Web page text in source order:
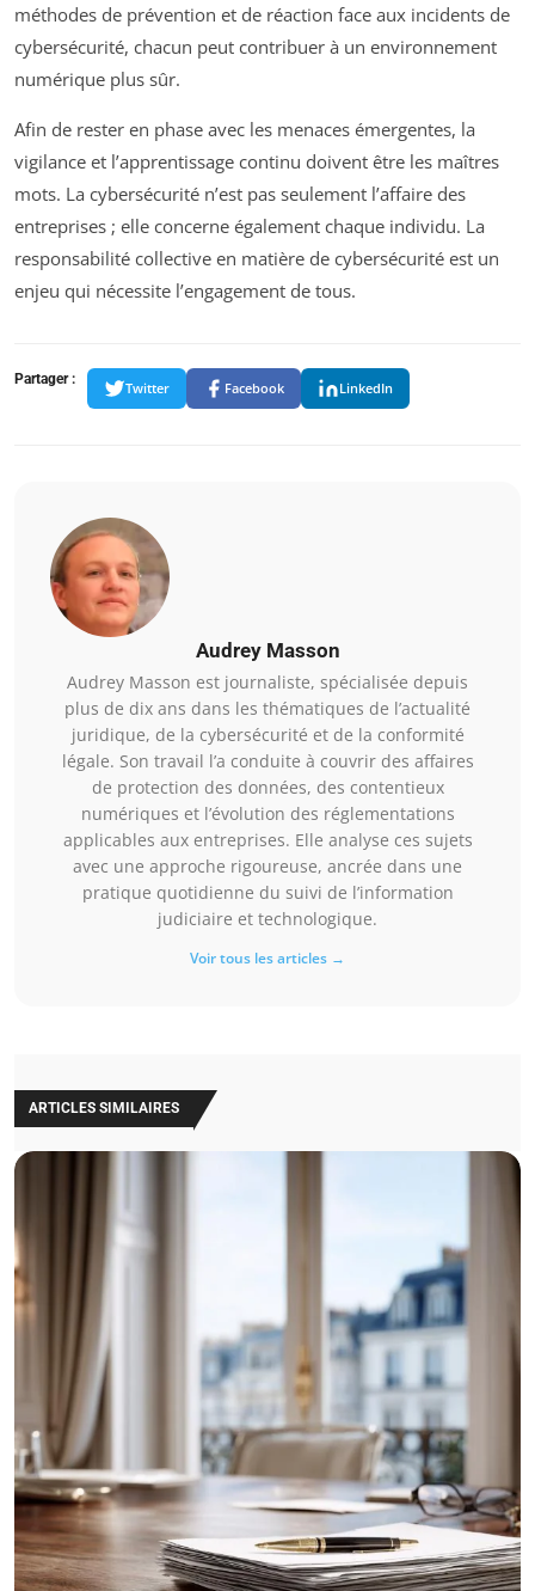
méthodes de prévention et de réaction face aux incidents de
cybersécurité, chacun peut contribuer à un environnement
numérique plus sûr.
Afin de rester en phase avec les menaces émergentes, la
vigilance et l’apprentissage continu doivent être les maîtres
mots. La cybersécurité n’est pas seulement l’affaire des
entreprises ; elle concerne également chaque individu. La
responsabilité collective en matière de cybersécurité est un
enjeu qui nécessite l’engagement de tous.
Partager :
Twitter Facebook LinkedIn
Audrey Masson
Audrey Masson est journaliste, spécialisée depuis
plus de dix ans dans les thématiques de l’actualité
juridique, de la cybersécurité et de la conformité
légale. Son travail l’a conduite à couvrir des affaires
de protection des données, des contentieux
numériques et l’évolution des réglementations
applicables aux entreprises. Elle analyse ces sujets
avec une approche rigoureuse, ancrée dans une
pratique quotidienne du suivi de l’information
judiciaire et technologique.
Voir tous les articles →
ARTICLES SIMILAIRES